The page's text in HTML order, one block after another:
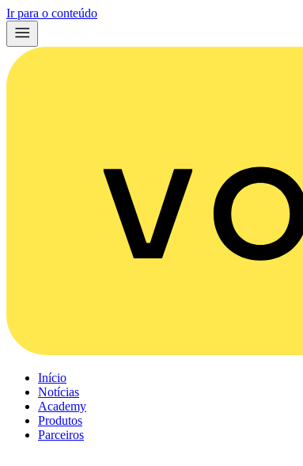
Ir para o conteúdo
Início
Notícias
Academy
Produtos
Parceiros